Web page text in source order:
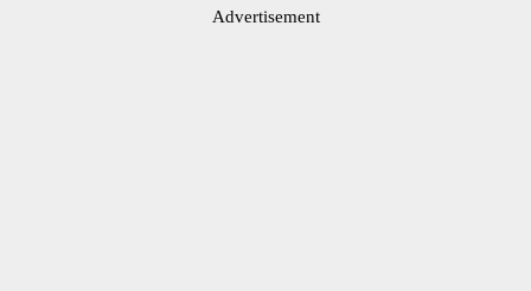
Advertisement